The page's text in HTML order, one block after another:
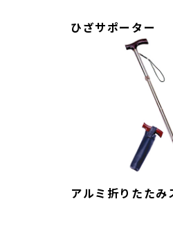
ひざサポーター
アルミ折りたたみ